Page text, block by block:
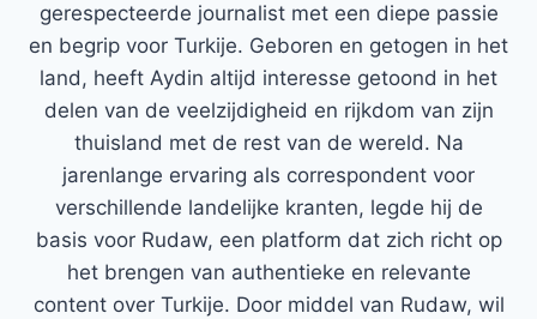
gerespecteerde journalist met een diepe passie
en begrip voor Turkije. Geboren en getogen in het
land, heeft Aydin altijd interesse getoond in het
delen van de veelzijdigheid en rijkdom van zijn
thuisland met de rest van de wereld. Na
jarenlange ervaring als correspondent voor
verschillende landelijke kranten, legde hij de
basis voor Rudaw, een platform dat zich richt op
het brengen van authentieke en relevante
content over Turkije. Door middel van Rudaw, wil